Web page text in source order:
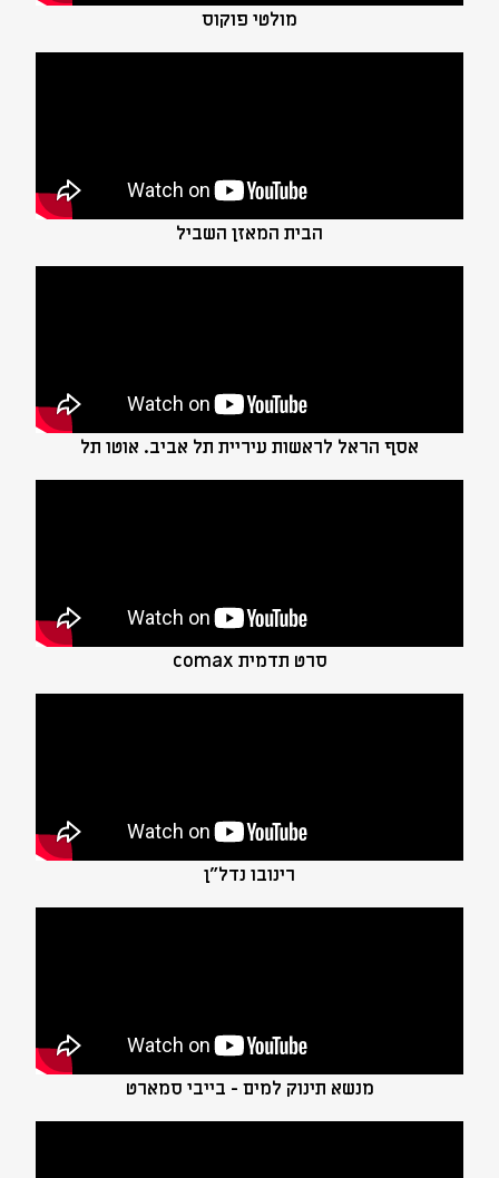
מולטי פוקוס
הבית המאזן השביל
אסף הראל לראשות עיריית תל אביב. אוטו תל
סרט תדמית comax
רינובו נדל"ן
מנשא תינוק למים - בייבי סמארט